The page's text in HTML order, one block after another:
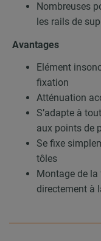
Nombreuses
les rails de
Avantages
Elément
fixation
Atténuation
S’adapte à
aux points de
Se fixe
tôles
Montage de
directement à